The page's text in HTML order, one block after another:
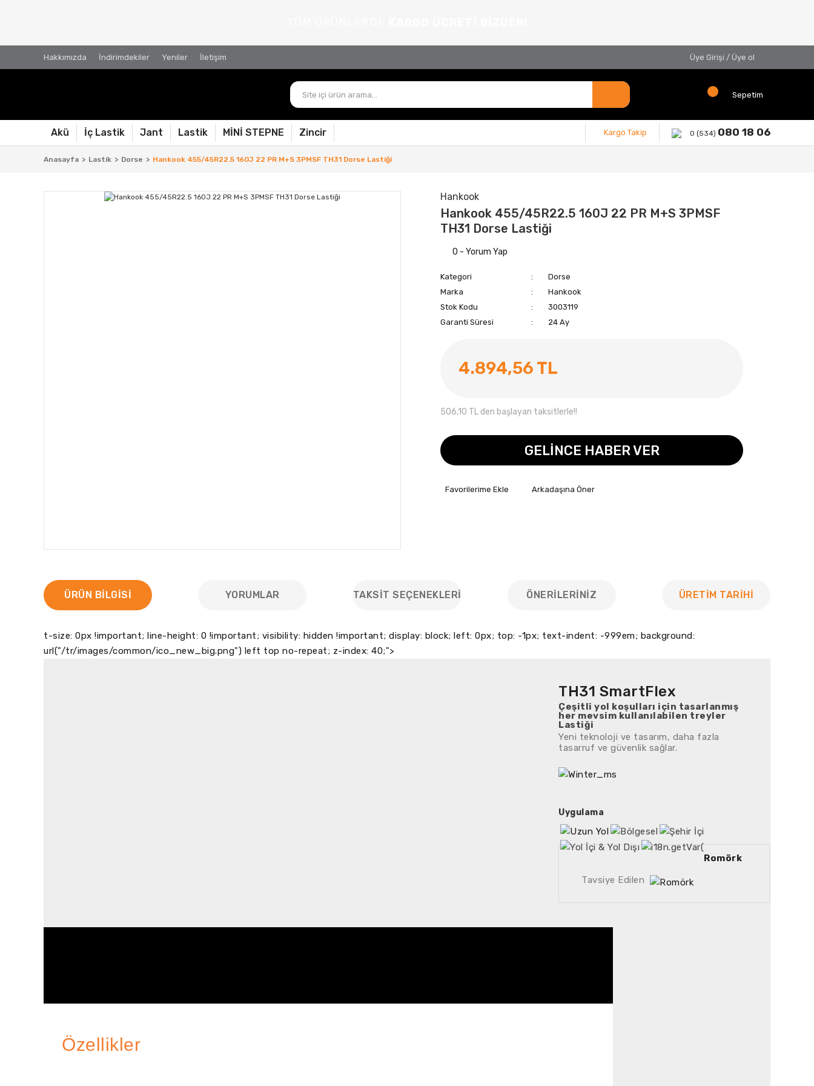
Hakkımızda İndirimdekiler Yeniler İletişim Üye Girişi / Üye ol
Sepetim
Akü İç Lastik Jant Lastik MİNİ STEPNE Zincir Kargo Takip 0 (534) 080 18 06
Anasayfa Lastik Dorse Hankook 455/45R22.5 160J 22 PR M+S 3PMSF TH31 Dorse Lastiği
Hankook
Hankook 455/45R22.5 160J 22 PR M+S 3PMSF
TH31 Dorse Lastiği
0 - Yorum Yap
Kategori
Dorse
Marka
Hankook
Stok Kodu
3003119
Garanti Süresi
24 Ay
4.894,56 TL
506,10 TL den başlayan taksitlerle!!
GELİNCE HABER VER
Arkadaşına Öner
ÜRÜN BILGISI YORUMLAR TAKSIT SEÇENEKLERI ÖNERILERINIZ ÜRETİM TARİHİ
t-size: 0px !important; line-height: 0 !important; visibility: hidden !important; display: block; left: 0px; top: -1px; text-indent: -999em; background:
url("/tr/images/common/ico_new_big.png") left top no-repeat; z-index: 40;">
TH31 SmartFlex
Çeşitli yol koşulları için tasarlanmış
her mevsim kullanılabilen treyler
Lastiği
Yeni teknoloji ve tasarım, daha fazla
tasarruf ve güvenlik sağlar.
Uygulama
Romörk
Tavsiye Edilen
Özellikler